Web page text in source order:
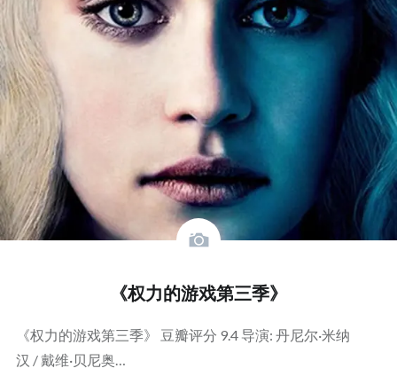
《权力的游戏第三季》
《权力的游戏第三季》 豆瓣评分 9.4 导演: 丹尼尔·米纳
汉 / 戴维·贝尼奥…